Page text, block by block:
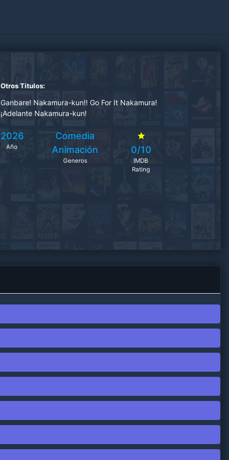
Otros Titulos:
Ganbare! Nakamura-kun!! Go For It Nakamura!
¡Adelante Nakamura-kun!
2026
Año
Comedia
Animación
Generos
0/10
IMDB
Rating